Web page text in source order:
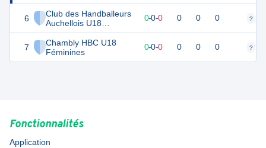
6
Club des Handballeurs
Auchellois U18
Féminines
7
Chambly HBC U18
Féminines
0 0 0-0-0 0 0 0 ?
0 0-0-0 0 0 0 ?
Fonctionnalités
Application